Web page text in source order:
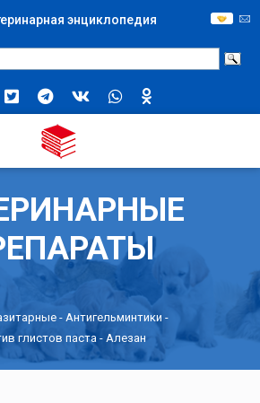
энциклопедия
- Антигельминтики -
глистов паста - Алезан